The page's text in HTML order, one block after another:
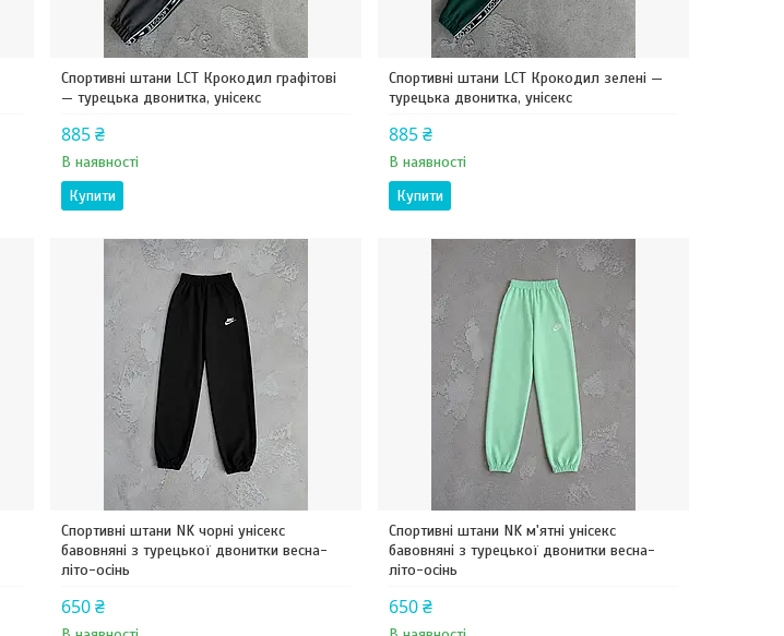
Спортивні штани LCT Крокодил графітові
— турецька двонитка, унісекс
885 ₴
В наявності
Купити
Спортивні штани LCT Крокодил зелені —
турецька двонитка, унісекс
885 ₴
В наявності
Купити
Спортивні штани NK чорні унісекс
бавовняні з турецької двонитки весна-
літо-осінь
650 ₴
Спортивні штани NK м'ятні унісекс
бавовняні з турецької двонитки весна-
літо-осінь
650 ₴